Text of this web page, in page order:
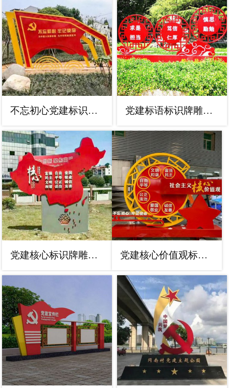
不忘初心党建标识牌雕塑 党建标语标识牌雕塑，镂空烤漆不锈钢雕塑
党建核心标识牌雕塑，地图标语建筑雕塑 党建核心价值观标识牌雕塑，烤漆工艺